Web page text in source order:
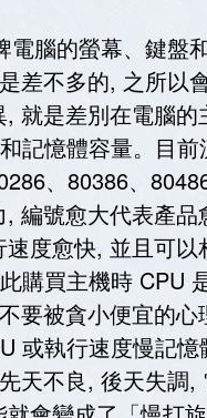
腦的螢幕、鍵盤
差不多的, 之所以
就是差別在電腦的
記憶體容量。目前
、80386、
編號愈大代表產品
度愈快, 並且可以
購買主機時 CPU
要被貪小便宜的心
或執行速度慢記憶
天不良, 後天失調,